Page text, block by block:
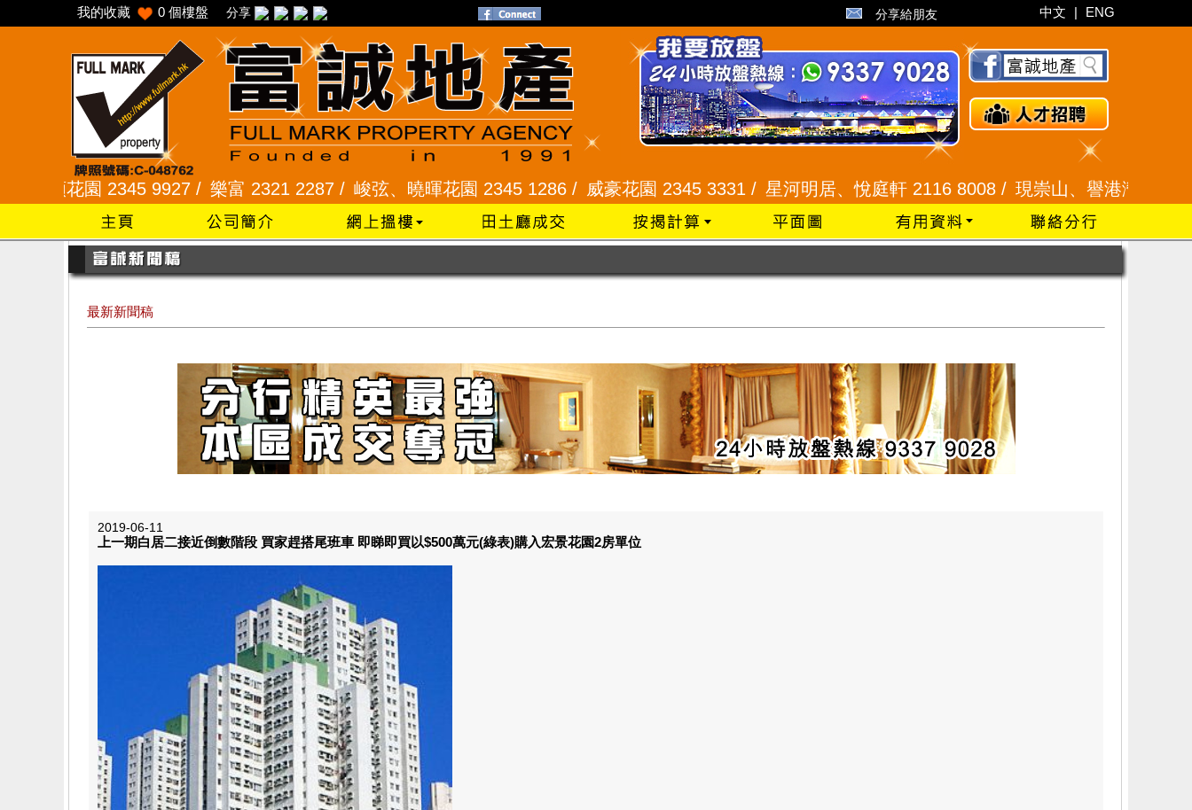
我的收藏 0 個樓盤 分享 分享給朋友 中文 | ENG
2345 9927 / 樂富 2321 2287 / 峻弦、曉暉花園 2345 1286 / 威豪花園 2345 3331 / 星河明居、悅庭軒 2116 8008 / 現崇山、譽港灣 2345 9926 /
最新新聞稿
2019-06-11
上一期白居二接近倒數階段 買家趕搭尾班車 即睇即買以$500萬元(綠表)購入宏景花園2房單位